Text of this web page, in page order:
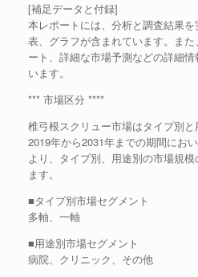
[補足データと付録]
本レポートには、分析と調査結果
表、グラフが含まれています。ま
ート、詳細な市場予測などの詳細
います。
*** 市場区分 ****
椎弓根スクリュー市場はタイプ別と
2019年から2031年までの期間にお
より、タイプ別、用途別の市場規
ます。
■タイプ別市場セグメント
多軸、一軸
■用途別市場セグメント
病院、クリニック、その他